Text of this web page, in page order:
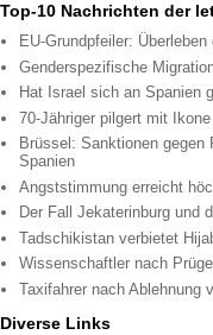
Top-10 Nachrichten der
EU-Grundpfeiler:
Genderspezifische
Hat Israel sich an Spanien
70-Jähriger pilgert mit
Brüssel: Sanktionen gegen
Spanien
Angststimmung erreicht
Der Fall Jekaterinburg und
Tadschikistan verbietet
Wissenschaftler nach
Taxifahrer nach Ablehnung
Diverse Links